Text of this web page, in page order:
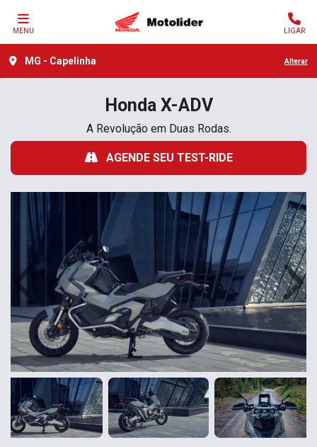
MENU LIGAR
MG - Capelinha Alterar
HondaX-ADV
A Revolução em Duas Rodas.
AGENDE SEU TEST-RIDE
Anterior